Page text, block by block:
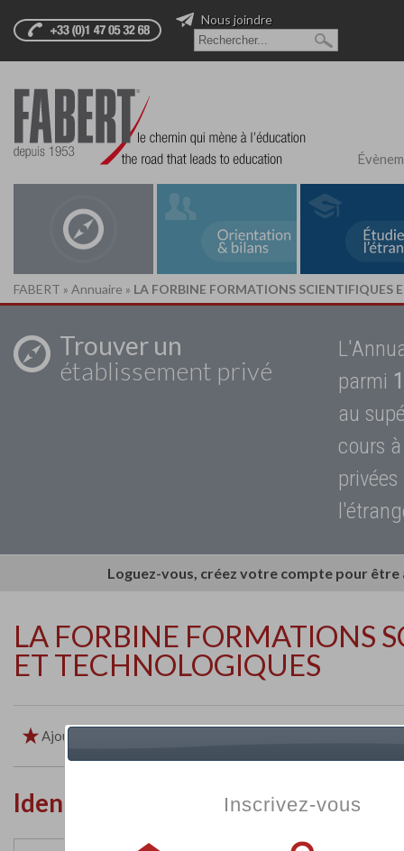
Nous joindre
FABERT » Annuaire » LA FORBINE FORMATIONS SCIENTIFIQUES
Trouver un
établissement privé
parmi
au
cours
Loguez-vous, créez votre compte pour
LA FORBINE FORMATIONS
ET TECHNOLOGIQUES
Ajouter aux favoris
Identité de l'établissement
Inscrivez-vous